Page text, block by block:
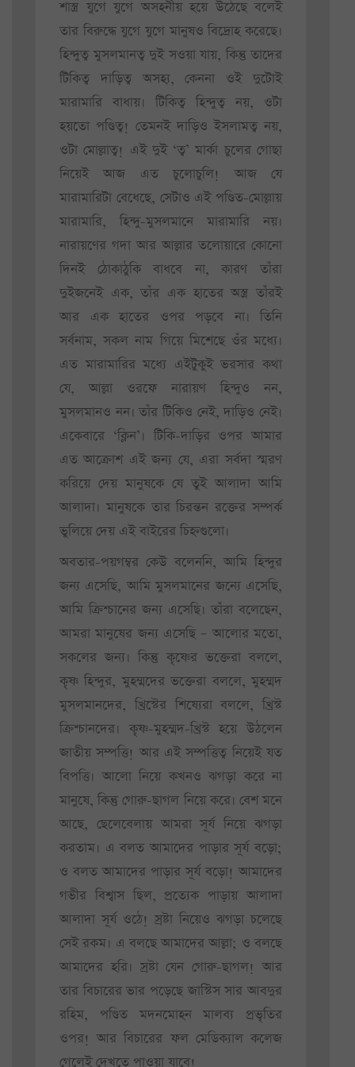
শাস্ত্র যুগে যুগে অসহনীয় হয়ে উঠেছে বলেই
তার বিরুদ্ধে যুগে যুগে মানুষও বিদ্রোহ করেছে।
হিন্দুত্ব মুসলমানত্ব দুই সওয়া যায়, কিন্তু তাদের
টিকিত্ব দাড়িত্ব অসহ্য, কেননা ওই দুটোই
মারামারি বাধায়। টিকিত্ব হিন্দুত্ব নয়, ওটা
হয়তো পণ্ডিত্ব! তেমনই দাড়িও ইসলামত্ব নয়,
ওটা মোল্লাত্ব! এই দুই ‘ত্ব’ মার্কা চুলের গোছা
নিয়েই আজ এত চুলোচুলি! আজ যে
মারামারিটা বেধেছে, সেটাও এই পণ্ডিত-মোল্লায়
মারামারি, হিন্দু-মুসলমানে মারামারি নয়।
নারায়ণের গদা আর আল্লার তলোয়ারে কোনো
দিনই ঠোকাঠুকি বাধবে না, কারণ তাঁরা
দুইজনেই এক, তাঁর এক হাতের অস্ত্র তাঁরই
আর এক হাতের ওপর পড়বে না। তিনি
সর্বনাম, সকল নাম গিয়ে মিশেছে ওঁর মধ্যে।
এত মারামারির মধ্যে এইটুকুই ভরসার কথা
যে, আল্লা ওরফে নারায়ণ হিন্দুও নন,
মুসলমানও নন। তাঁর টিকিও নেই, দাড়িও নেই।
একেবারে ‘ক্লিন’। টিকি-দাড়ির ওপর আমার
এত আক্রোশ এই জন্য যে, এরা সর্বদা স্মরণ
করিয়ে দেয় মানুষকে যে তুই আলাদা আমি
আলাদা। মানুষকে তার চিরন্তন রক্তের সম্পর্ক
ভুলিয়ে দেয় এই বাইরের চিহ্নগুলো।
অবতার-পয়গম্বর কেউ বলেননি, আমি হিন্দুর
জন্য এসেছি, আমি মুসলমানের জন্যে এসেছি,
আমি ক্রিশ্চানের জন্য এসেছি। তাঁরা বলেছেন,
আমরা মানুষের জন্য এসেছি – আলোর মতো,
সকলের জন্য। কিন্তু কৃষ্ণের ভক্তেরা বললে,
কৃষ্ণ হিন্দুর, মুহম্মদের ভক্তেরা বললে, মুহম্মদ
মুসলমানদের, খ্রিস্টের শিষ্যেরা বললে, খ্রিস্ট
ক্রিশ্চানদের। কৃষ্ণ-মুহম্মদ-খ্রিস্ট হয়ে উঠলেন
জাতীয় সম্পত্তি! আর এই সম্পত্তিত্ব নিয়েই যত
বিপত্তি। আলো নিয়ে কখনও ঝগড়া করে না
মানুষে, কিন্তু গোরু-ছাগল নিয়ে করে। বেশ মনে
আছে, ছেলেবেলায় আমরা সূর্য নিয়ে ঝগড়া
করতাম। এ বলত আমাদের পাড়ার সূর্য বড়ো;
ও বলত আমাদের পাড়ার সূর্য বড়ো! আমাদের
গভীর বিশ্বাস ছিল, প্রত্যেক পাড়ায় আলাদা
আলাদা সূর্য ওঠে! স্রষ্টা নিয়েও ঝগড়া চলেছে
সেই রকম। এ বলছে আমাদের আল্লা; ও বলছে
আমাদের হরি। স্রষ্টা যেন গোরু-ছাগল! আর
তার বিচারের ভার পড়েছে জাস্টিস সার আবদুর
রহিম, পণ্ডিত মদনমোহন মালব্য প্রভৃতির
ওপর! আর বিচারের ফল মেডিক্যাল কলেজ
গেলেই দেখতে পাওয়া যাবে!